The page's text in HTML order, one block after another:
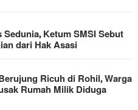
Ketum SMSI Sebut
dari Hak Asasi
Ricuh di Rohil, Warga
Rumah Milik Diduga